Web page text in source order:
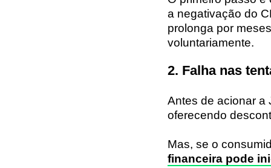
a negativação do
prolonga por
voluntariamente.
2. Falha nas
Antes de acionar a
oferecendo
Mas, se o
financeira pode